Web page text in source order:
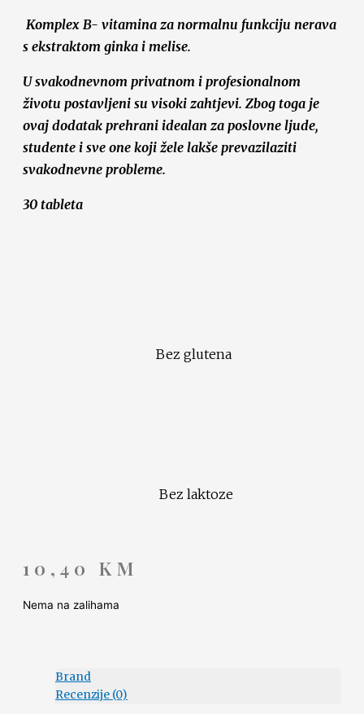
Komplex B- vitamina za normalnu funkciju nerava
s ekstraktom ginka i melise.
U svakodnevnom privatnom i profesionalnom
životu postavljeni su visoki zahtjevi. Zbog toga je
ovaj dodatak prehrani idealan za poslovne ljude,
studente i sve one koji žele lakše prevazilaziti
svakodnevne probleme.
30 tableta
Bez glutena
Bez laktoze
10,40 KM
Nema na zalihama
Brand
Recenzije (0)